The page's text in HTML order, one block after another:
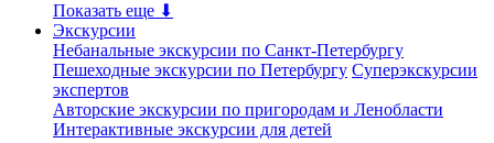
Показать еще ⬇
Экскурсии
Небанальные экскурсии по Санкт-Петербургу
Пешеходные экскурсии по Петербургу Суперэкскурсии
экспертов
Авторские экскурсии по пригородам и Ленобласти
Интерактивные экскурсии для детей